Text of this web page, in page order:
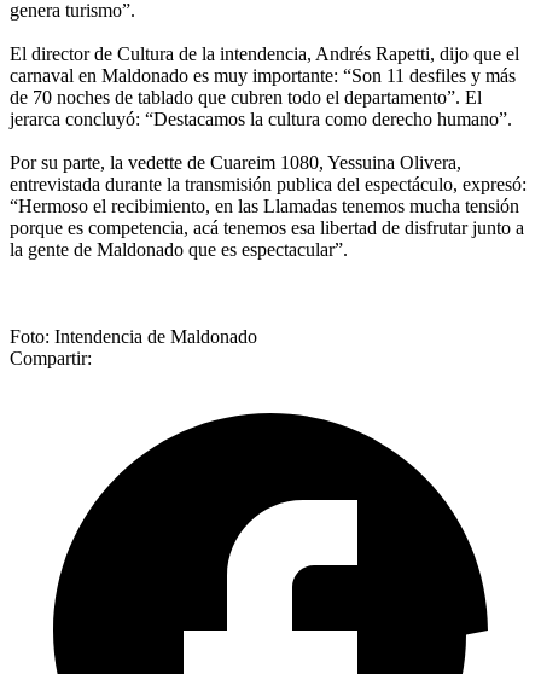
genera turismo”.
El director de Cultura de la intendencia, Andrés Rapetti, dijo que el
carnaval en Maldonado es muy importante: “Son 11 desfiles y más
de 70 noches de tablado que cubren todo el departamento”. El
jerarca concluyó: “Destacamos la cultura como derecho humano”.
Por su parte, la vedette de Cuareim 1080, Yessuina Olivera,
entrevistada durante la transmisión publica del espectáculo, expresó:
“Hermoso el recibimiento, en las Llamadas tenemos mucha tensión
porque es competencia, acá tenemos esa libertad de disfrutar junto a
la gente de Maldonado que es espectacular”.
Foto: Intendencia de Maldonado
Compartir: